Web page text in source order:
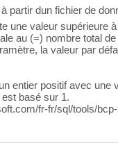
partir dun fichier de
une valeur supérieure
au (=) nombre total
la valeur par
entier positif avec une
basé sur 1.
fr-fr/sql/tools/